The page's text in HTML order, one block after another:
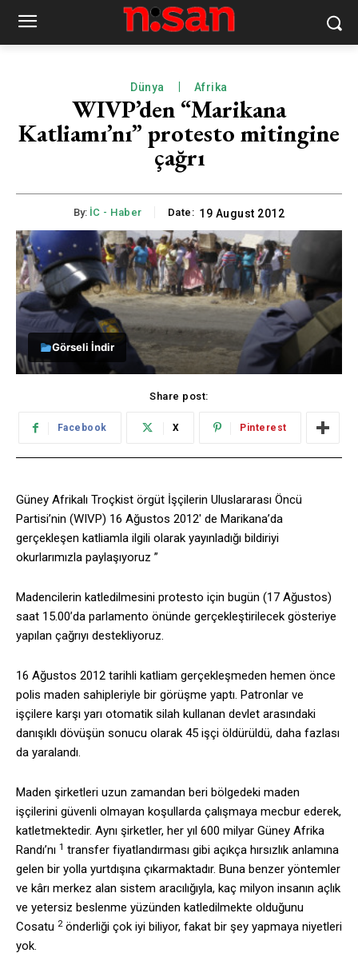
Dünya Afrika
WIVP’den “Marikana
Katliamı’nı” protesto mitingine
çağrı
By: İC - Haber Date: 19 August 2012
Görseli İndir
Share post:
Facebook X Pinterest
Güney Afrikalı Troçkist örgüt İşçilerin Uluslararası Öncü
Partisi’nin (WIVP) 16 Ağustos 2012′ de Marikana’da
gerçekleşen katliamla ilgili olarak yayınladığı bildiriyi
okurlarımızla paylaşıyoruz ”
Madencilerin katledilmesini protesto için bugün (17 Ağustos)
saat 15.00’da parlamento önünde gerçekleştirilecek gösteriye
yapılan çağrıyı destekliyoruz.
16 Ağustos 2012 tarihli katliam gerçekleşmeden hemen önce
polis maden sahipleriyle bir görüşme yaptı. Patronlar ve
işçilere karşı yarı otomatik silah kullanan devlet arasındaki
danışıklı dövüşün sonucu olarak 45 işçi öldürüldü, daha fazlası
da yaralandı.
Maden şirketleri uzun zamandan beri bölgedeki maden
işçilerini güvenli olmayan koşullarda çalışmaya mecbur ederek,
katletmektedir. Aynı şirketler, her yıl 600 milyar Güney Afrika
Randı’nı 1 transfer fiyatlandırması gibi açıkça hırsızlık anlamına
gelen bir yolla yurtdışına çıkarmaktadır. Buna benzer yöntemler
ve kârı merkez alan sistem aracılığıyla, kaç milyon insanın açlık
ve yetersiz beslenme yüzünden katledilmekte olduğunu
Cosatu 2önderliği çok iyi biliyor, fakat bir şey yapmaya niyetleri
yok.